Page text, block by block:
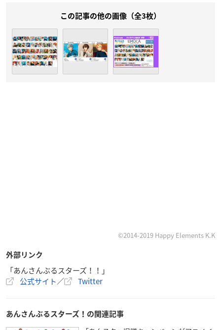
この記事の他の画像（全3枚）
©2014-2019 Happy Elements K.K
外部リンク
「あんさんぶるスターズ！！」
公式サイト／ Twitter
あんさんぶるスターズ！の関連記事